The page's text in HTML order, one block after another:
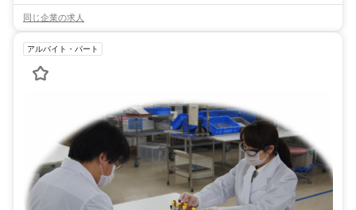
同じ企業の求人
アルバイト・パート